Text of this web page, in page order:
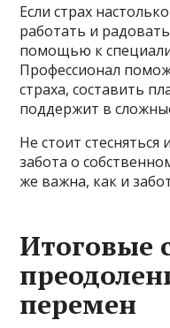
Если страх
работать и
помощью к
Профессионал
страха, составить
поддержит в
Не стоит
забота о
же важна, как и
Итоговые
перемен